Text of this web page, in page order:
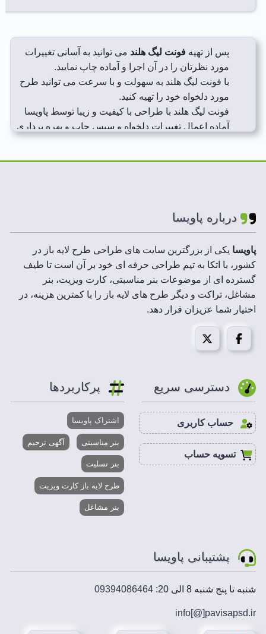
پس از تهیهفونت لیگ هلند می توانید به آسانی تغییرات
مورد نظرتان را در آن اجرا و آماده چاپ نمایید.
با فونت لیگ هلند به سهولت و با سرعت می توانید طرح
مورد دلخواه خود را تهیه کنید.
فونت لیگ هلند با طراحی با کیفیت و زیبا توسط پاویسا
آماده اعمال تغییرات دلخواه و سپس چاپ و بهره برداری
درباره پاویسا
پاویسا یکی از بزرگترین سایت های طراحی طرح لایه باز در
کشور، با اتکا به تیم طراحی حرفه ای خود بر آن است تا طیف
گسترده ای از موضوعات بنر مناسبتی، کارت ویزیت، بنر
مشاغل، تراکت و دیگر طرح های لایه باز را با کمترین هزینه، در
اختیار شما عزیزان قرار دهد.
دسترسی سریع
حساب کاربری
تسویه حساب
پرکاربردها
اشتراک پاویسا
بنر مناسبتی آگهی ترحیم
بنر تسلیت
طرح لایه باز کارت ویزیت
بنر مشاغل
پشتیبانی پاویسا
شنبه تا پنج شنبه 8 الی 20: 09394086464
info[@]pavisapsd.ir